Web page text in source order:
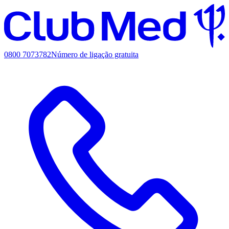
0800 7073782Número de ligação gratuita